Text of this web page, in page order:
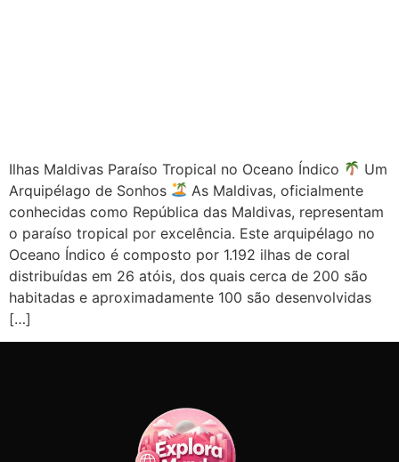
Ilhas Maldivas Paraíso Tropical no Oceano Índico
Um
Arquipélago de Sonhos
As Maldivas, oficialmente
conhecidas como República das Maldivas, representam
o paraíso tropical por excelência. Este arquipélago no
Oceano Índico é composto por 1.192 ilhas de coral
distribuídas em 26 atóis, dos quais cerca de 200 são
habitadas e aproximadamente 100 são desenvolvidas
[…]